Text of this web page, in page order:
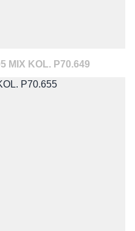
MIX KOL. P70.649